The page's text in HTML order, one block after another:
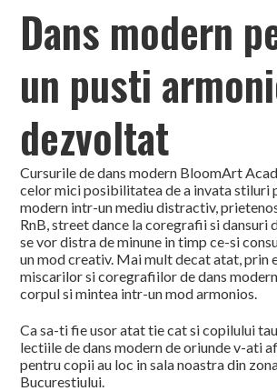
Dans modern
un pusti
dezvoltat
Cursurile de dans modern BloomArt
celor mici posibilitatea de a invata stiluri
modern intr-un mediu distractiv,
RnB, street dance la coregrafii si dansuri
se vor distra de minune in timp ce-si
un mod creativ. Mai mult decat atat, prin
miscarilor si coregrafiilor de dans
corpul si mintea intr-un mod armonios.
Ca sa-ti fie usor atat tie cat si copilului
lectiile de dans modern de oriunde v-ati
pentru copii au loc in sala noastra din
Bucurestiului.